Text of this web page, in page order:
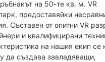
на 50-те кв. м. VR
предоставяйки
Съставен от опитни VR
и квалифицирани
на нашия екип се
да създава завладяващи,